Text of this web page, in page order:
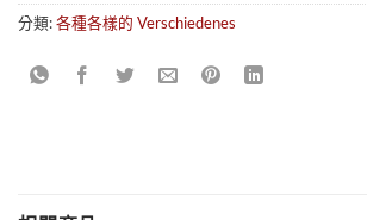
分類:各種各樣的 Verschiedenes